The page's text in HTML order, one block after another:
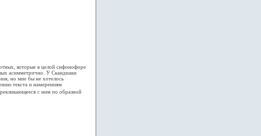
которые в целой сифонофоре
асимметрично. У Скандиаки
но мне бы не хотелось
текста и намерениям
с ним по образной